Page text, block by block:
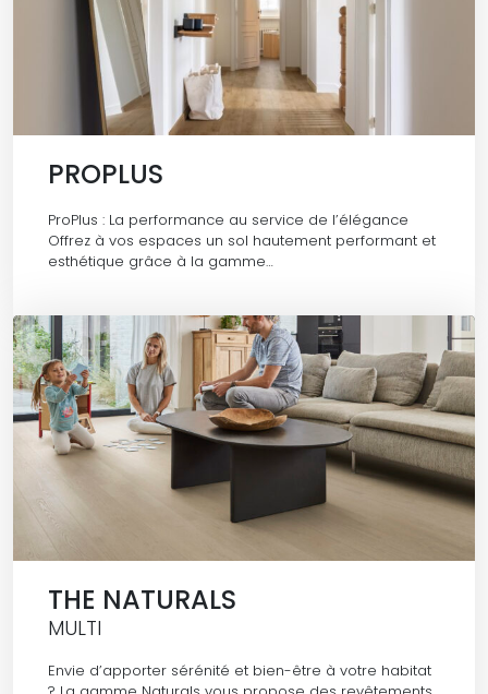
PROPLUS
ProPlus : La performance au service de l’élégance
Offrez à vos espaces un sol hautement performant et
esthétique grâce à la gamme…
THE NATURALS
MULTI
Envie d’apporter sérénité et bien-être à votre habitat